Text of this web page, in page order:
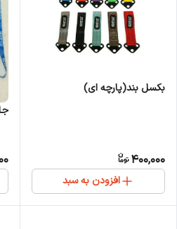
بکسل بند(پارچه ای)
400,000
افزودن به سبد